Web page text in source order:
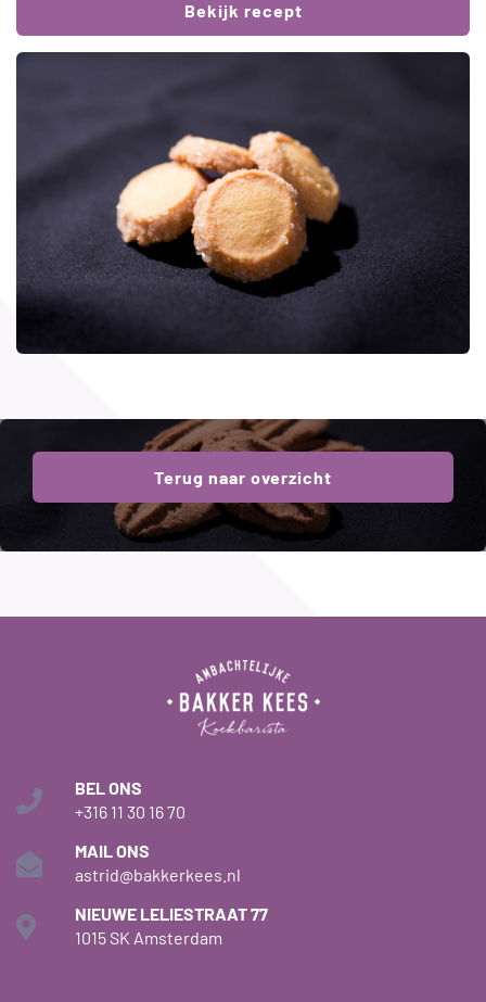
Bekijk recept
Terug naar overzicht
BEL ONS
+316 11 30 16 70
MAIL ONS
astrid@bakkerkees.nl
NIEUWE LELIESTRAAT 77
1015 SK Amsterdam